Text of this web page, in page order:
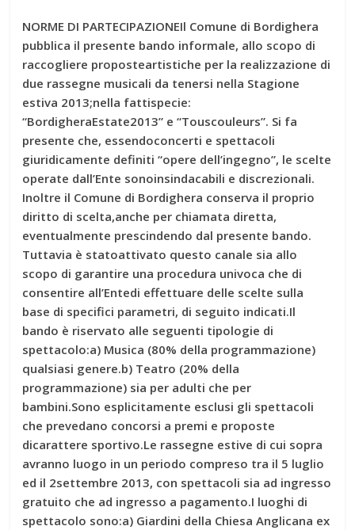
NORME DI PARTECIPAZIONEIl Comune di Bordighera
pubblica il presente bando informale, allo scopo di
raccogliere proposteartistiche per la realizzazione di
due rassegne musicali da tenersi nella Stagione
estiva 2013;nella fattispecie:
“BordigheraEstate2013” e “Touscouleurs”. Si fa
presente che, essendoconcerti e spettacoli
giuridicamente definiti “opere dell’ingegno”, le scelte
operate dall’Ente sonoinsindacabili e discrezionali.
Inoltre il Comune di Bordighera conserva il proprio
diritto di scelta,anche per chiamata diretta,
eventualmente prescindendo dal presente bando.
Tuttavia è statoattivato questo canale sia allo
scopo di garantire una procedura univoca che di
consentire all’Entedi effettuare delle scelte sulla
base di specifici parametri, di seguito indicati.Il
bando è riservato alle seguenti tipologie di
spettacolo:a) Musica (80% della programmazione)
qualsiasi genere.b) Teatro (20% della
programmazione) sia per adulti che per
bambini.Sono esplicitamente esclusi gli spettacoli
che prevedano concorsi a premi e proposte
dicarattere sportivo.Le rassegne estive di cui sopra
avranno luogo in un periodo compreso tra il 5 luglio
ed il 2settembre 2013, con spettacoli sia ad ingresso
gratuito che ad ingresso a pagamento.I luoghi di
spettacolo sono:a) Giardini della Chiesa Anglicana ex